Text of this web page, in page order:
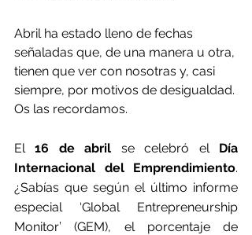
Abril ha estado lleno de fechas
señaladas que, de una manera u otra,
tienen que ver con nosotras y, casi
siempre, por motivos de desigualdad.
Os las recordamos.
El 16 de abril se celebró el Día
Internacional del Emprendimiento.
¿Sabías que según el último informe
especial ‘Global Entrepreneurship
Monitor’ (GEM), el porcentaje de